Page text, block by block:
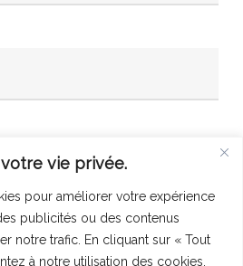
vie privée.
pour améliorer votre expérience
publicités ou des contenus
notre trafic. En cliquant sur « Tout
à notre utilisation des cookies.
and website in this browser